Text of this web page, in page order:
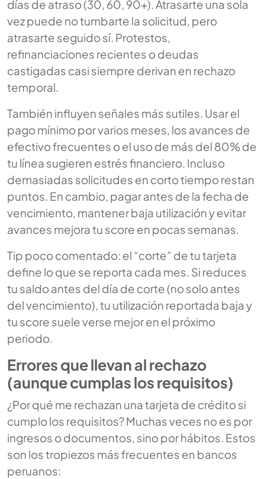
días de atraso (30, 60, 90+). Atrasarte una sola
vez puede no tumbarte la solicitud, pero
atrasarte seguido sí. Protestos,
refinanciaciones recientes o deudas
castigadas casi siempre derivan en rechazo
temporal.
También influyen señales más sutiles. Usar el
pago mínimo por varios meses, los avances de
efectivo frecuentes o el uso de más del 80% de
tu línea sugieren estrés financiero. Incluso
demasiadas solicitudes en corto tiempo restan
puntos. En cambio, pagar antes de la fecha de
vencimiento, mantener baja utilización y evitar
avances mejora tu score en pocas semanas.
Tip poco comentado: el “corte” de tu tarjeta
define lo que se reporta cada mes. Si reduces
tu saldo antes del día de corte (no solo antes
del vencimiento), tu utilización reportada baja y
tu score suele verse mejor en el próximo
periodo.
Errores que llevan al rechazo
(aunque cumplas los requisitos)
¿Por qué me rechazan una tarjeta de crédito si
cumplo los requisitos? Muchas veces no es por
ingresos o documentos, sino por hábitos. Estos
son los tropiezos más frecuentes en bancos
peruanos: